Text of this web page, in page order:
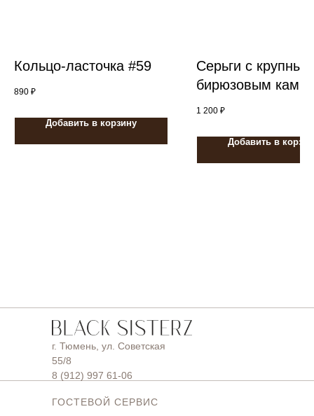
Кольцо-ласточка #59
890 ₽
Добавить в корзину
Серьги с крупным
бирюзовым
серебре #13
1 200 ₽
Добавить в
ГОСТЕВОЙ СЕРВИС
г. Тюмень, ул. Советская
55/8
8 (912) 997 61-06